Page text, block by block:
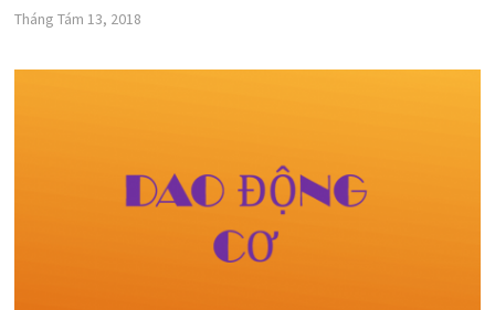
Tháng Tám 13, 2018